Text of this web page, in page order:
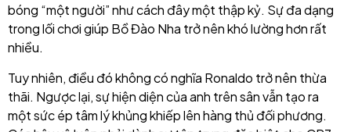
bóng “một người” như cách đây một thập kỷ. Sự đa dạng
trong lối chơi giúp Bồ Đào Nha trở nên khó lường hơn rất
nhiều.
Tuy nhiên, điều đó không có nghĩa Ronaldo trở nên thừa
thãi. Ngược lại, sự hiện diện của anh trên sân vẫn tạo ra
một sức ép tâm lý khủng khiếp lên hàng thủ đối phương.